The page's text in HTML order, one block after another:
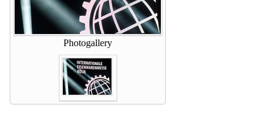
Photogallery